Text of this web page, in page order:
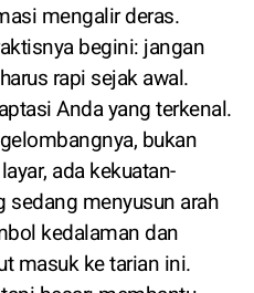
mengalir deras.
begini: jangan
rapi sejak awal.
Anda yang terkenal.
bukan
ada kekuatan-
sedang menyusun arah
kedalaman dan
masuk ke tarian ini.